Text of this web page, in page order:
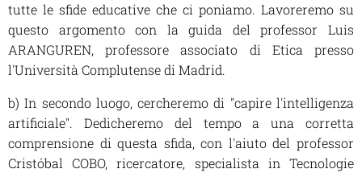
tutte le sfide educative che ci poniamo. Lavoreremo su
questo argomento con la guida del professor Luis
ARANGUREN, professore associato di Etica presso
l'Università Complutense di Madrid.
b) In secondo luogo, cercheremo di "capire l'intelligenza
artificiale". Dedicheremo del tempo a una corretta
comprensione di questa sfida, con l'aiuto del professor
Cristóbal COBO, ricercatore, specialista in Tecnologie